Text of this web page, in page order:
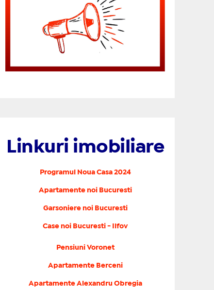
Linkuri imobiliare
Programul Noua Casa 2024
Apartamente noi Bucuresti
Garsoniere noi Bucuresti
Case noi Bucuresti - Ilfov
Pensiuni Voronet
Apartamente Berceni
Apartamente Alexandru Obregia